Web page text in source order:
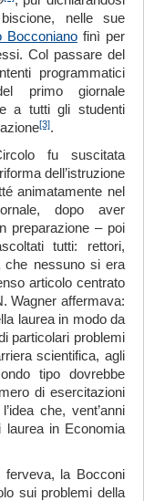
nelle sue
Bocconiano finì per
Col passare del
programmatici
primo giornale
a tutti gli studenti
[3].
fu suscitata
dell’istruzione
animatamente nel
dopo aver
preparazione – poi
tutti: rettori,
che nessuno si era
articolo centrato
Wagner affermava:
laurea in modo da
particolari problemi
scientifica, agli
tipo dovrebbe
di esercitazioni
che, vent’anni
in Economia
la Bocconi
sui problemi della